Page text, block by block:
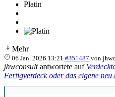
Platin
Mehr
06 Jan. 2026 13:21 #351487 von
jhwconsultantwortete auf
Fertigverdeck oder das eigene neu